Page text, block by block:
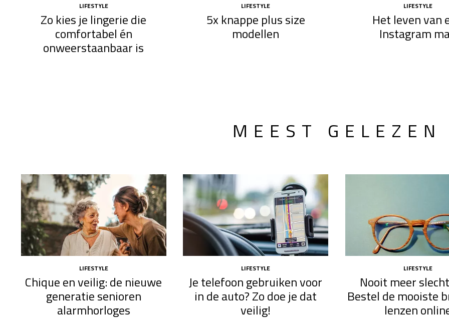
LIFESTYLE
Zo kies je lingerie die
comfortabel én
onweerstaanbaar is
LIFESTYLE
5x knappe plus size
modellen​
LIFESTYLE
Het leven van
Instagram
MEEST GELEZEN
LIFESTYLE
Chique en veilig: de nieuwe
generatie senioren
alarmhorloges
LIFESTYLE
Je telefoon gebruiken voor
in de auto? Zo doe je dat
veilig!
LIFESTYLE
Nooit meer
Bestel de mooiste
lenzen